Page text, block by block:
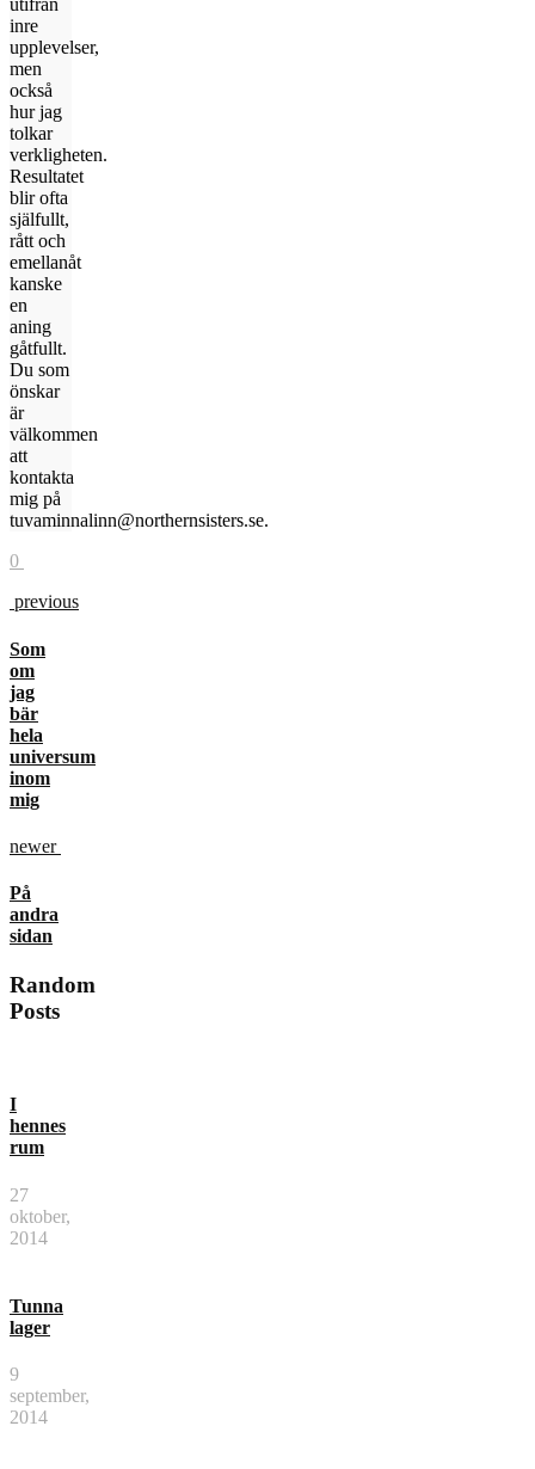
utifrån
inre
upplevelser,
men
också
hur jag
tolkar
verkligheten.
Resultatet
blir ofta
själfullt,
rått och
emellanåt
kanske
en
aning
gåtfullt.
Du som
önskar
är
välkommen
att
kontakta
mig på
tuvaminnalinn@northernsisters.se.
0
previous
Som
om
jag
bär
hela
universum
inom
mig
newer
På
andra
sidan
Random
Posts
I
hennes
rum
27
oktober,
2014
Tunna
lager
9
september,
2014